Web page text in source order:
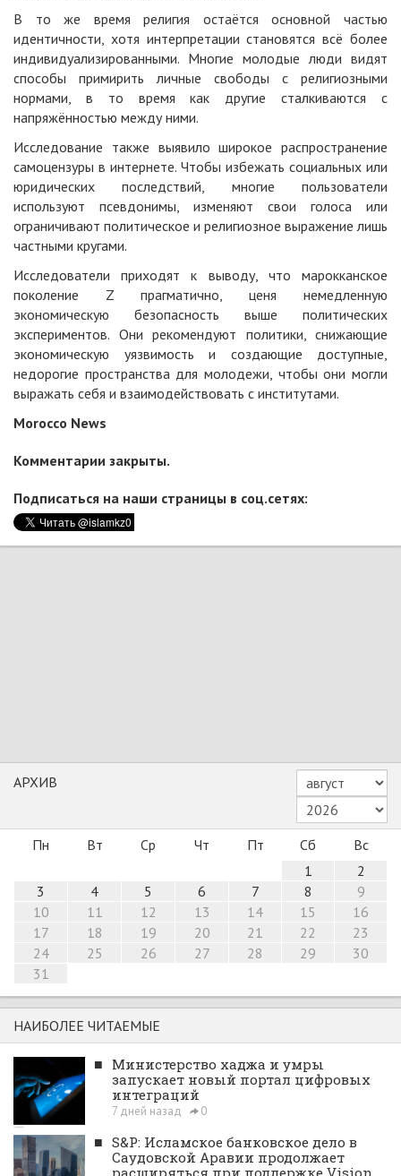
В то же время религия остаётся основной частью
идентичности, хотя интерпретации становятся всё более
индивидуализированными. Многие молодые люди видят
способы примирить личные свободы с религиозными
нормами, в то время как другие сталкиваются с
напряжённостью между ними.
Исследование также выявило широкое распространение
самоцензуры в интернете. Чтобы избежать социальных или
юридических последствий, многие пользователи
используют псевдонимы, изменяют свои голоса или
ограничивают политическое и религиозное выражение лишь
частными кругами.
Исследователи приходят к выводу, что марокканское
поколение Z прагматично, ценя немедленную
экономическую безопасность выше политических
экспериментов. Они рекомендуют политики, снижающие
экономическую уязвимость и создающие доступные,
недорогие пространства для молодежи, чтобы они могли
выражать себя и взаимодействовать с институтами.
Morocco News
Комментарии закрыты.
Подписаться на наши страницы в соц.сетях:
АРХИВ
Пн Вт Ср Чт Пт Сб
Вс
1
2
3
4 5 6 7 8
9
10
11 12 13 14 15
16
17
18 19 20 21 22
23
24
25 26 27 28 29
30
31
НАИБОЛЕЕ ЧИТАЕМЫЕ
■ Министерство хаджа и умры
запускает новый портал цифровых
интеграций
7 дней назад 0
■ S&P: Исламское банковское дело в
Саудовской Аравии продолжает